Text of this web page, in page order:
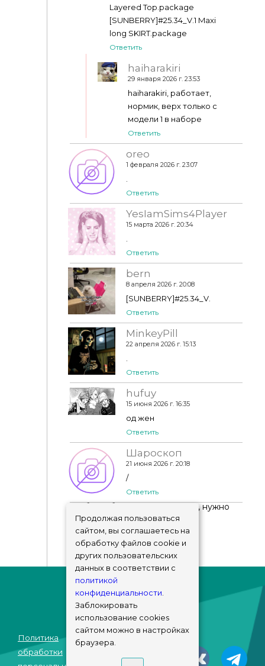
Layered Top.package
[SUNBERRY]#25.34_V.1 Maxi
long SKIRT.package
Ответить
haiharakiri
29 января 2026 г. 23:53
haiharakiri, работает,
нормик, верх только с
модели 1 в наборе
Ответить
oreo
1 февраля 2026 г. 23:07
Ответить
YesIamSims4Player
15 марта 2026 г. 20:34
Ответить
bern
8 апреля 2026 г. 20:08
[SUNBERRY]#25.34_V.
Ответить
MinkeyPill
22 апреля 2026 г. 15:13
Ответить
hufuy
15 июня 2026 г. 16:35
од жен
Ответить
Шароскоп
21 июня 2026 г. 20:18
/
Ответить
Чтобы добавить комментарий, нужно
авторизоваться!
Политика
обработки
© sims-market
Продолжая пользоваться
сайтом, вы соглашаетесь на
обработку файлов cookie и
других пользовательских
данных в соответствии с
политикой
конфиденциальности.
Заблокировать
использование cookies
сайтом можно в настройках
браузера.